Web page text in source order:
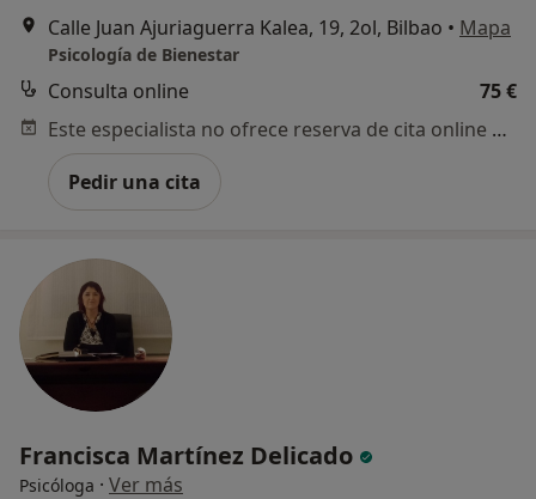
Calle Juan Ajuriaguerra Kalea, 19, 2ol, Bilbao • Mapa
Psicología de Bienestar
Consulta online
75 €
Este especialista no ofrece reserva de cita online en esta dirección.
Pedir una cita
Francisca Martínez Delicado
Psicóloga · Ver más